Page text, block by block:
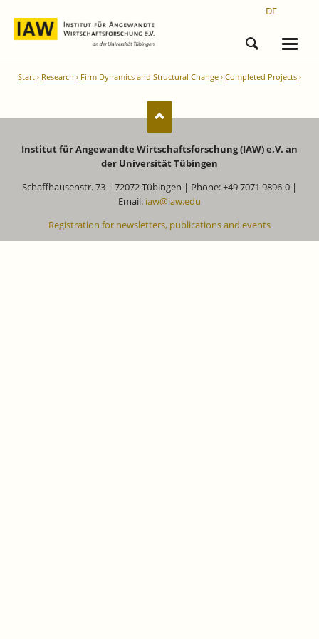
DE
Start Research Firm Dynamics and Structural Change Completed Projects
Institut für Angewandte Wirtschaftsforschung (IAW) e.V. an
der Universität Tübingen
Schaffhausenstr. 73 | 72072 Tübingen | Phone: +49 7071 9896-0 |
Email: iaw@iaw.edu
Registration for newsletters, publications and events